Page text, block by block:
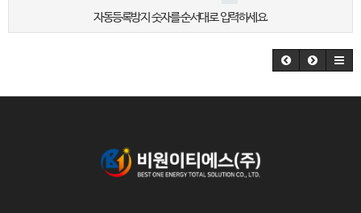
자동등록방지 숫자를 순서대로 입력하세요.